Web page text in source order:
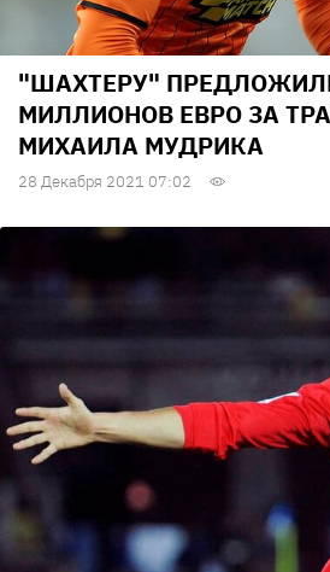
"ШАХТЕРУ"
МИЛЛИОНОВ ЕВРО ЗА
МИХАИЛА МУДРИКА
28 Декабря 2021 07:02